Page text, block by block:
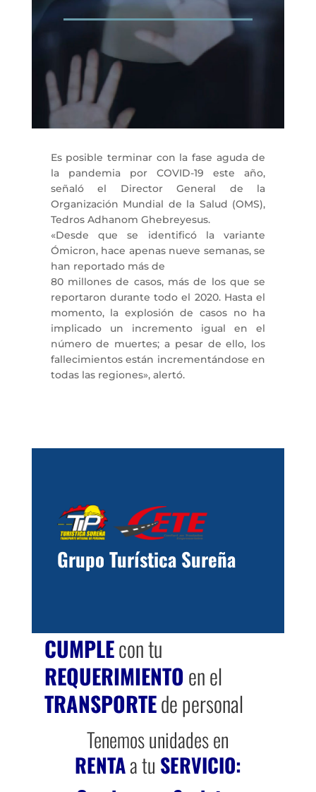
Es posible terminar con la fase aguda de
la pandemia por COVID-19 este año,
señaló el Director General de la
Organización Mundial de la Salud (OMS),
Tedros Adhanom Ghebreyesus.
«Desde que se identificó la variante
Ómicron, hace apenas nueve semanas, se
han reportado más de
80 millones de casos, más de los que se
reportaron durante todo el 2020. Hasta el
momento, la explosión de casos no ha
implicado un incremento igual en el
número de muertes; a pesar de ello, los
fallecimientos están incrementándose en
todas las regiones», alertó.
Grupo Turística Sureña
CUMPLEcon tu
REQUERIMIENTOen el
TRANSPORTEde personal
Tenemos unidades en
RENTAa tu SERVICIO: